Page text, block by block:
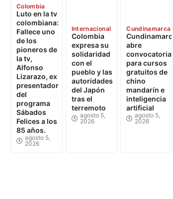
Colombia
Luto en la tv
colombiana:
Fallece uno
de los
pioneros de
la tv,
Alfonso
Lizarazo, ex
presentador
del
programa
Sábados
Felices a los
85 años.
agosto 5,
2026
Internacional
Colombia
expresa su
solidaridad
con el
pueblo y las
autoridades
del Japón
tras el
terremoto
agosto 5,
2026
Cundinamarca
Cundinamarca
abre
convocatorias
para cursos
gratuitos de
chino
mandarín e
inteligencia
artificial
agosto 5,
2026